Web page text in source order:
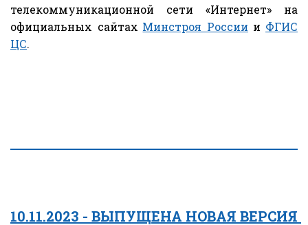
телекоммуникационной сети «Интернет» на
официальных сайтахМинстроя России и ФГИС
ЦС.
10.11.2023 - ВЫПУЩЕНА НОВАЯ ВЕРСИЯ